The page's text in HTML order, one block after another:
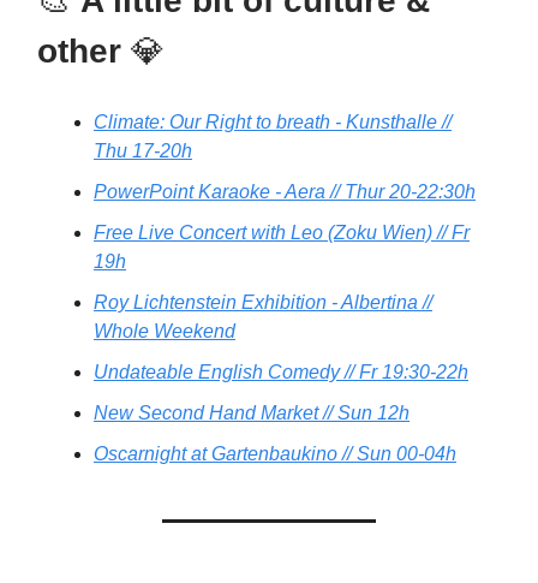
other 💎
Climate: Our Right to breath - Kunsthalle //
Thu 17-20h
PowerPoint Karaoke - Aera // Thur 20-22:30h
Free Live Concert with Leo (Zoku Wien) // Fr
19h
Roy Lichtenstein Exhibition - Albertina //
Whole Weekend
Undateable English Comedy // Fr 19:30-22h
New Second Hand Market // Sun 12h
Oscarnight at Gartenbaukino // Sun 00-04h